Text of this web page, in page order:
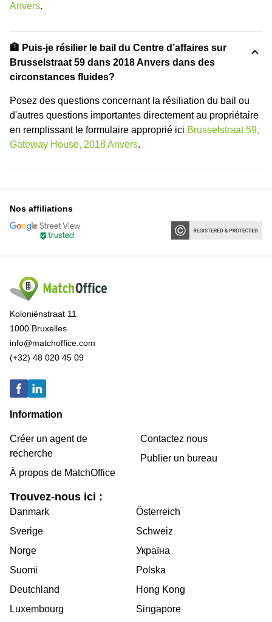
Anvers.
🏦 Puis-je résilier le bail du Centre d’affaires sur
Brusselstraat 59 dans 2018 Anvers dans des
circonstances fluides?
Posez des questions concernant la résiliation du bail ou
d'autres questions importantes directement au propriétaire
en remplissant le formulaire approprié ici Brusselstraat 59,
Gateway House, 2018 Anvers.
Nos affiliations
Koloniënstraat 11
1000 Bruxelles
info@matchoffice.com
(+32) 48 020 45 09
Information
Créer un agent de
recherche
À propos de MatchOffice
Contactez nous
Publier un bureau
Trouvez-nous ici :
Danmark
Sverige
Norge
Suomi
Deutchland
Luxembourg
Österreich
Schweiz
Україна
Polska
Hong Kong
Singapore